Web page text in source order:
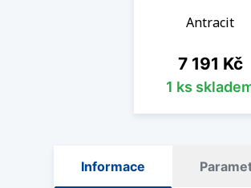
Antracit
Cena
7 191 Kč
1 ks
Informace